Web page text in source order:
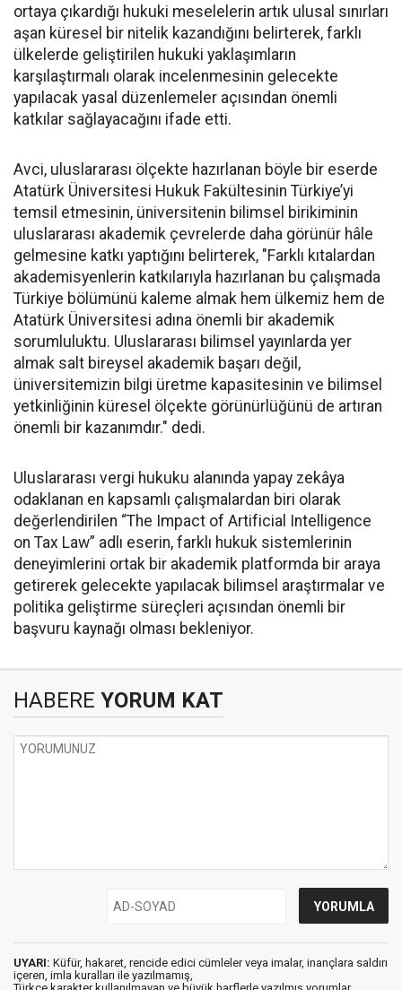
ortaya çıkardığı hukuki meselelerin artık ulusal sınırları
aşan küresel bir nitelik kazandığını belirterek, farklı
ülkelerde geliştirilen hukuki yaklaşımların
karşılaştırmalı olarak incelenmesinin gelecekte
yapılacak yasal düzenlemeler açısından önemli
katkılar sağlayacağını ifade etti.
Avci, uluslararası ölçekte hazırlanan böyle bir eserde
Atatürk Üniversitesi Hukuk Fakültesinin Türkiye’yi
temsil etmesinin, üniversitenin bilimsel birikiminin
uluslararası akademik çevrelerde daha görünür hâle
gelmesine katkı yaptığını belirterek, "Farklı kıtalardan
akademisyenlerin katkılarıyla hazırlanan bu çalışmada
Türkiye bölümünü kaleme almak hem ülkemiz hem de
Atatürk Üniversitesi adına önemli bir akademik
sorumluluktu. Uluslararası bilimsel yayınlarda yer
almak salt bireysel akademik başarı değil,
üniversitemizin bilgi üretme kapasitesinin ve bilimsel
yetkinliğinin küresel ölçekte görünürlüğünü de artıran
önemli bir kazanımdır." dedi.
Uluslararası vergi hukuku alanında yapay zekâya
odaklanan en kapsamlı çalışmalardan biri olarak
değerlendirilen “The Impact of Artificial Intelligence
on Tax Law” adlı eserin, farklı hukuk sistemlerinin
deneyimlerini ortak bir akademik platformda bir araya
getirerek gelecekte yapılacak bilimsel araştırmalar ve
politika geliştirme süreçleri açısından önemli bir
başvuru kaynağı olması bekleniyor.
HABERE YORUM KAT
UYARI: Küfür, hakaret, rencide edici cümleler veya imalar, inançlara saldırı
içeren, imla kuralları ile yazılmamış,